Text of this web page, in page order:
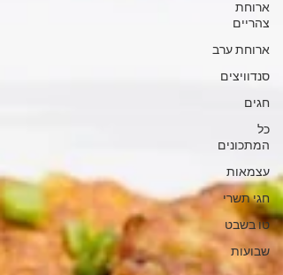
ארוחת
צהריים
ארוחת ערב
סנדוויצים
חגים
כל
המתכונים
עצמאות
חגי תשרי
טו בשבט
שבועות